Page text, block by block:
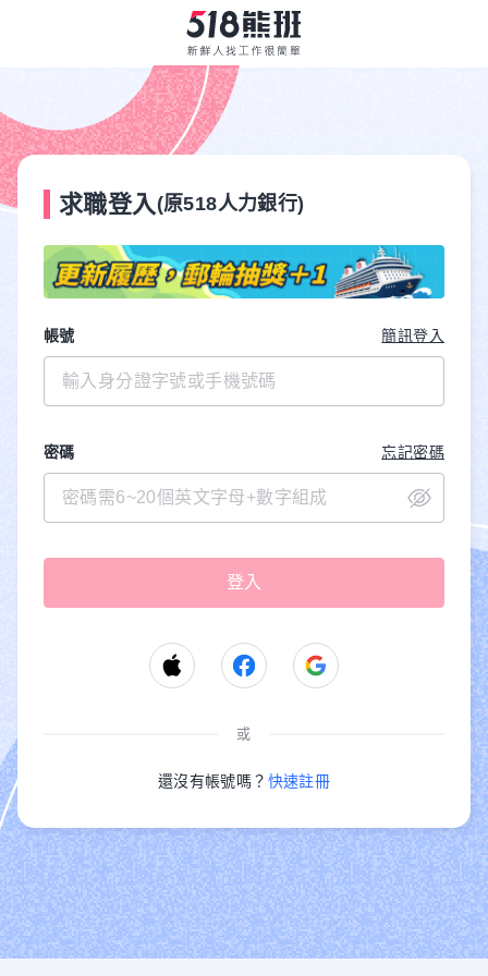
求職登入 (原518人力銀行)
帳號 簡訊登入
密碼 忘記密碼
或
還沒有帳號嗎？ 快速註冊